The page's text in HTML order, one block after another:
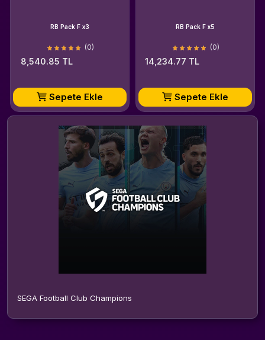
RB Pack F x3
(0)
8,540.85 TL
Sepete Ekle
RB Pack F x5
(0)
14,234.77 TL
Sepete Ekle
SEGA Football Club Champions